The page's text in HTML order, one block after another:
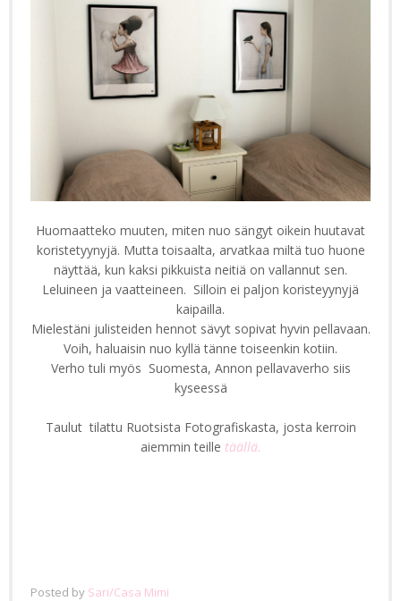
Huomaatteko muuten, miten nuo sängyt oikein huutavat
koristetyynyjä. Mutta toisaalta, arvatkaa miltä tuo huone
näyttää, kun kaksi pikkuista neitiä on vallannut sen.
Leluineen ja vaatteineen. Silloin ei paljon koristeyynyjä
kaipailla.
Mielestäni julisteiden hennot sävyt sopivat hyvin pellavaan.
Voih, haluaisin nuo kyllä tänne toiseenkin kotiin.
Verho tuli myös Suomesta, Annon pellavaverho siis
kyseessä
Taulut tilattu Ruotsista Fotografiskasta, josta kerroin
aiemmin teille täällä.
Posted by Sari/Casa Mimi